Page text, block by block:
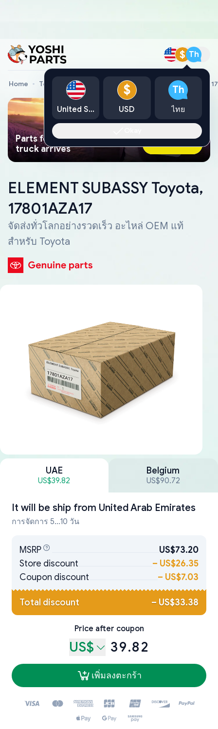
$ Th
Home Toyota Genuine Parts ELEMENT SUBASSY Toyota,
Parts found faster than a tow
truck arrives
Ask AI Now
ELEMENT SUBASSY Toyota,
17801AZA17
จัดส่งทั่วโลกอย่างรวดเร็ว อะไหล่ OEM แท้
สำหรับ Toyota
UAE
US$39.82
Belgium
US$90.72
It will be ship from United Arab Emirates
การจัดการ 5...10 วัน
MSRP
US$73.20
Store discount
– US$26.35
Coupon discount
– US$7.03
Total discount – US$33.38
Price after coupon
US$ 39.82
เพิ่มลงตะกร้า
United States
$
USD
Th
ไทย